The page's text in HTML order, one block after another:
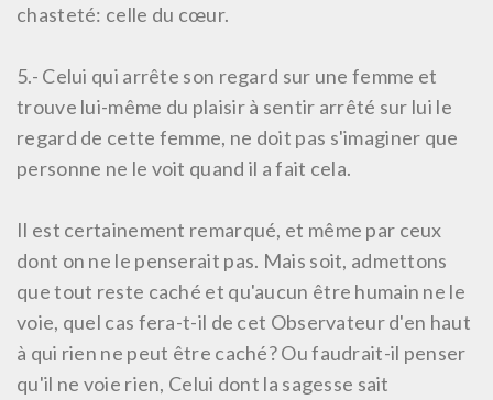
chasteté: celle du cœur.
5.- Celui qui arrête son regard sur une femme et
trouve lui-même du plaisir à sentir arrêté sur lui le
regard de cette femme, ne doit pas s'imaginer que
personne ne le voit quand il a fait cela.
Il est certainement remarqué, et même par ceux
dont on ne le penserait pas. Mais soit, admettons
que tout reste caché et qu'aucun être humain ne le
voie, quel cas fera-t-il de cet Observateur d'en haut
à qui rien ne peut être caché? Ou faudrait-il penser
qu'il ne voie rien, Celui dont la sagesse sait